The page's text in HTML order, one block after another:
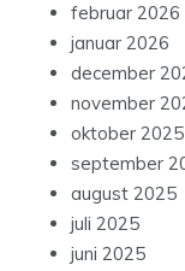
februar 2026
januar 2026
december
november
oktober 2025
september
august 2025
juli 2025
juni 2025